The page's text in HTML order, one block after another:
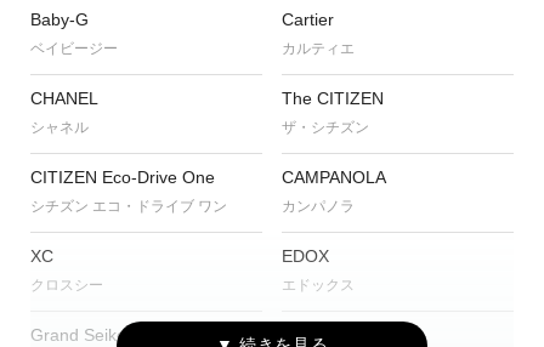
Baby-G
ベイビージー
Cartier
カルティエ
CHANEL
シャネル
The CITIZEN
ザ・シチズン
CITIZEN Eco-Drive One
シチズン エコ・ドライブ ワン
CAMPANOLA
カンパノラ
XC
クロスシー
EDOX
エドックス
Grand Seiko G-SHOCK